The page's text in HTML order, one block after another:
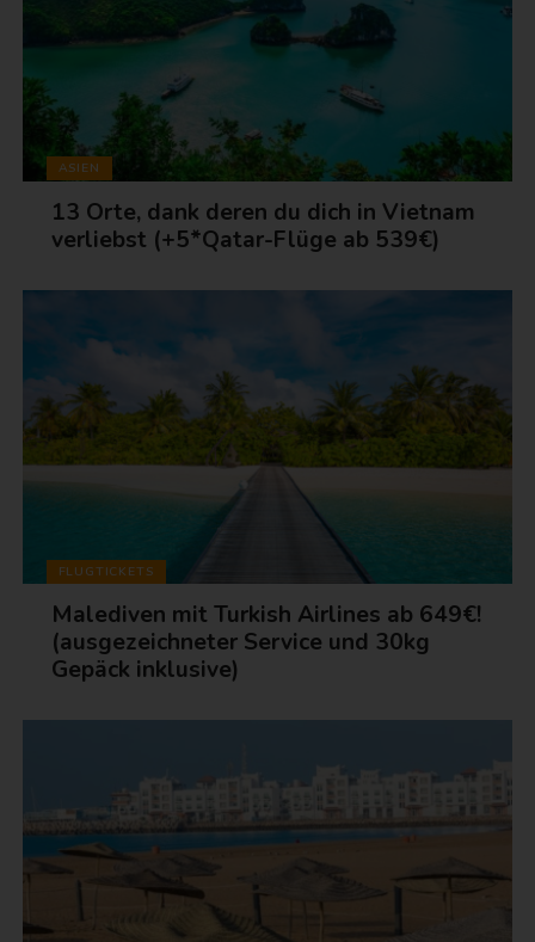
ASIEN
13 Orte, dank deren du dich in Vietnam
verliebst (+5*Qatar-Flüge ab 539€)
FLUGTICKETS
Malediven mit Turkish Airlines ab 649€!
(ausgezeichneter Service und 30kg
Gepäck inklusive)